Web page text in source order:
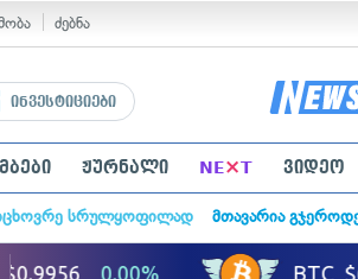
ძებნა
ინვესტიციები
ჟურნალი NE×T ვიდეო
სრულყოფილად მთავარია